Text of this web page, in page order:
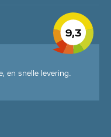
9,3
en snelle levering.